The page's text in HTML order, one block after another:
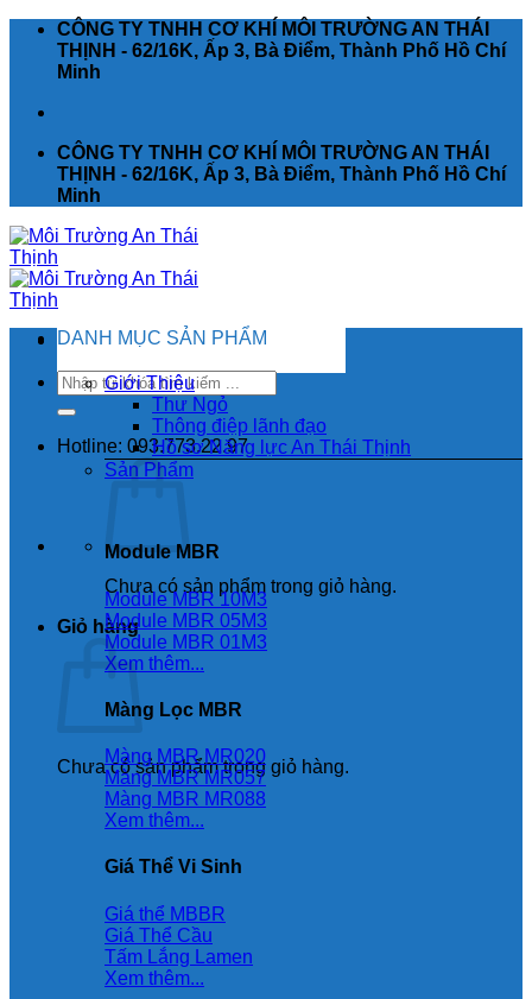
ChuyểnCÔNG TY TNHH CƠ KHÍ MÔI TRƯỜNG AN THÁI
THỊNH - 62/16K, Ấp 3, Bà Điểm, Thành Phố Hồ Chí
Minh
CÔNG TY TNHH CƠ KHÍ MÔI TRƯỜNG AN THÁI
THỊNH - 62/16K, Ấp 3, Bà Điểm, Thành Phố Hồ Chí
Minh
Tìm
kiếm:
Hotline: 093.773.22.97
Chưa có sản phẩm trong giỏ hàng.
Giỏ hàng
Chưa có sản phẩm trong giỏ hàng.
DANH MỤC SẢN PHẨM
Giới Thiệu
Thư Ngỏ
Thông điệp lãnh đạo
Hồ sơ Năng lực An Thái Thịnh
Sản Phẩm
Module MBR
Module MBR 10M3
Module MBR 05M3
Module MBR 01M3
Xem thêm...
Màng Lọc MBR
Màng MBR MR020
Màng MBR MR057
Màng MBR MR088
Xem thêm...
Giá Thể Vi Sinh
Giá thể MBBR
Giá Thể Cầu
Tấm Lắng Lamen
Xem thêm...